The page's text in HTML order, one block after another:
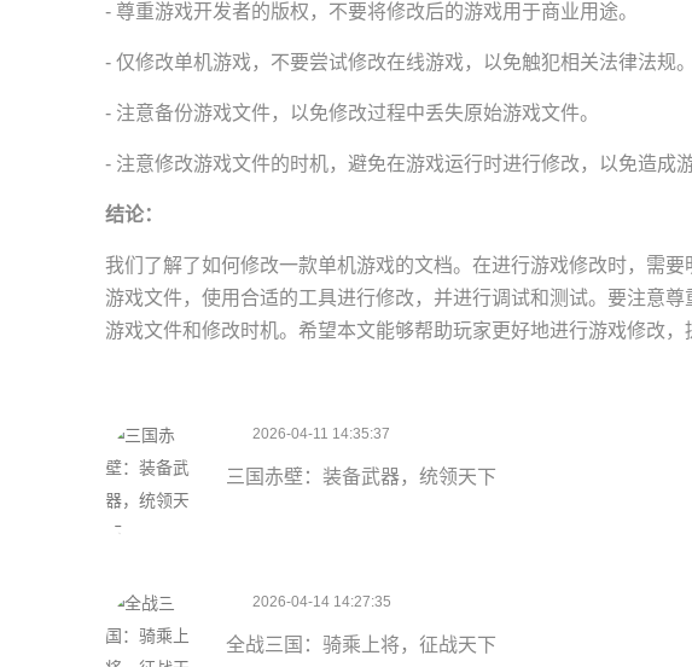
- 尊重游戏开发者的版权，不要将修改后的游戏用于商业用途。
- 仅修改单机游戏，不要尝试修改在线游戏，以免触犯相关法律法规。
- 注意备份游戏文件，以免修改过程中丢失原始游戏文件。
- 注意修改游戏文件的时机，避免在游戏运行时进行修改，以免造成
结论：
我们了解了如何修改一款单机游戏的文档。在进行游戏修改时，需
游戏文件，使用合适的工具进行修改，并进行调试和测试。要注意
游戏文件和修改时机。希望本文能够帮助玩家更好地进行游戏修改，
2026-04-11 14:35:37
三国赤壁：装备武器，统领天下
2026-04-14 14:27:35
全战三国：骑乘上将，征战天下